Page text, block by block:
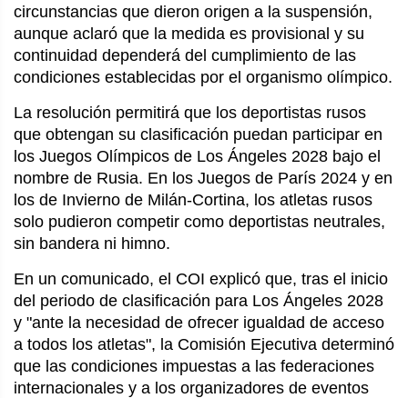
circunstancias que dieron origen a la suspensión,
aunque aclaró que la medida es provisional y su
continuidad dependerá del cumplimiento de las
condiciones establecidas por el organismo olímpico.
La resolución permitirá que los deportistas rusos
que obtengan su clasificación puedan participar en
los Juegos Olímpicos de Los Ángeles 2028 bajo el
nombre de Rusia. En los Juegos de París 2024 y en
los de Invierno de Milán-Cortina, los atletas rusos
solo pudieron competir como deportistas neutrales,
sin bandera ni himno.
En un comunicado, el COI explicó que, tras el inicio
del periodo de clasificación para Los Ángeles 2028
y "ante la necesidad de ofrecer igualdad de acceso
a todos los atletas", la Comisión Ejecutiva determinó
que las condiciones impuestas a las federaciones
internacionales y a los organizadores de eventos